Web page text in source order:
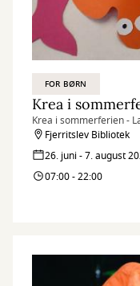
FOR BØRN
Krea i sommerferien -
Fjerritslev Bibliotek
26. juni - 7. august
07:00 - 22:00